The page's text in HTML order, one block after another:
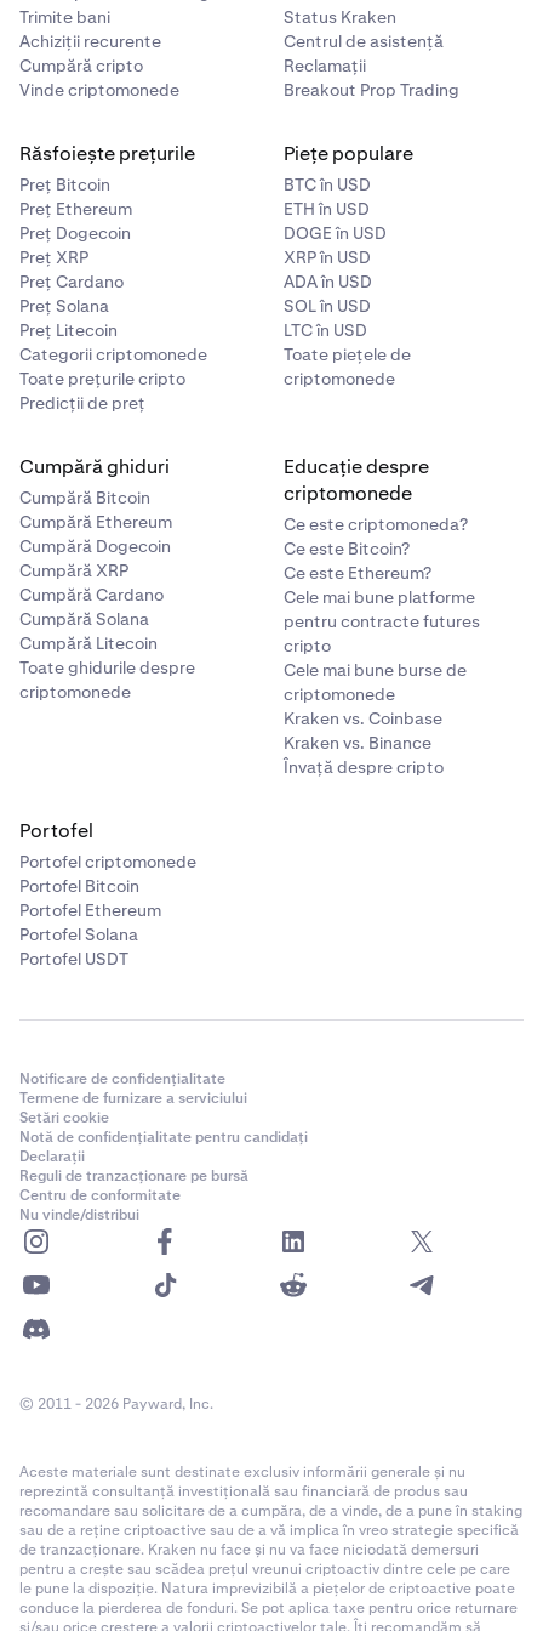
Confirmă întotdeauna numărul PO-ului tău cu persoana
de contact Payward înainte de a începe lucrul.
Trimite bani
Achiziții recurente
Cumpără cripto
Vinde criptomonede
Status Kraken
Centrul de asistență
Reclamații
Breakout Prop Trading
Răsfoiește prețurile
Preț Bitcoin
Preț Ethereum
Preț Dogecoin
Preț XRP
Preț Cardano
Preț Solana
Preț Litecoin
Categorii criptomonede
Toate prețurile cripto
Predicții de preț
Piețe populare
BTC în USD
ETH în USD
DOGE în USD
XRP în USD
ADA în USD
SOL în USD
LTC în USD
Toate piețele de
criptomonede
Cumpără ghiduri
Cumpără Bitcoin
Cumpără Ethereum
Cumpără Dogecoin
Cumpără XRP
Cumpără Cardano
Cumpără Solana
Cumpără Litecoin
Toate ghidurile despre
criptomonede
Educație despre
criptomonede
Ce este criptomoneda?
Ce este Bitcoin?
Ce este Ethereum?
Cele mai bune platforme
pentru contracte futures
cripto
Cele mai bune burse de
criptomonede
Kraken vs. Coinbase
Kraken vs. Binance
Învață despre cripto
Portofel
Portofel criptomonede
Portofel Bitcoin
Portofel Ethereum
Portofel Solana
Portofel USDT
Notificare de confidențialitate
Termene de furnizare a serviciului
Setări cookie
Notă de confidențialitate pentru candidați
Declarații
Reguli de tranzacționare pe bursă
Centru de conformitate
Nu vinde/distribui
© 2011 - 2026 Payward, Inc.
Aceste materiale sunt destinate exclusiv informării generale și nu
reprezintă consultanță investițională sau financiară de produs sau
recomandare sau solicitare de a cumpăra, de a vinde, de a pune în staking
sau de a reține criptoactive sau de a vă implica în vreo strategie specifică
de tranzacționare. Kraken nu face și nu va face niciodată demersuri
pentru a crește sau scădea prețul vreunui criptoactiv dintre cele pe care
le pune la dispoziție. Natura imprevizibilă a piețelor de criptoactive poate
conduce la pierderea de fonduri. Se pot aplica taxe pentru orice returnare